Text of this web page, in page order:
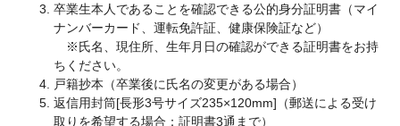
卒業生本人であることを確認できる公的身分証明書（マイ
ナンバーカード、運転免許証、健康保険証など）
※氏名、現住所、生年月日の確認ができる証明書をお持
ちください。
戸籍抄本（卒業後に氏名の変更がある場合）
返信用封筒[長形3号サイズ235×120mm]（郵送による受け
取りを希望する場合：証明書3通まで）